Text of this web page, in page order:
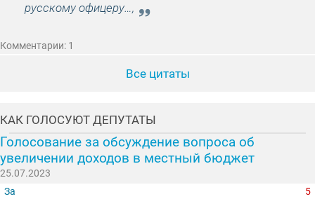
русскому офицеру…,
Комментарии: 1
Все цитаты
КАК ГОЛОСУЮТ ДЕПУТАТЫ
Голосование за обсуждение вопроса об
увеличении доходов в местный бюджет
25.07.2023
За
5